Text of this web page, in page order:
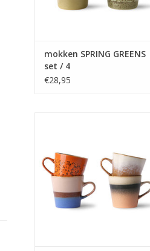
mokken SPRING GREENS
set / 4
€28,95
TOEVOEGEN AAN WINKELWAGEN